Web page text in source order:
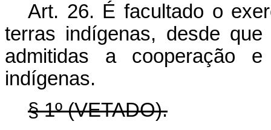
Art. 26. É facultado o
terras indígenas, desde
admitidas a cooperação
indígenas.
§ 1º (VETADO).